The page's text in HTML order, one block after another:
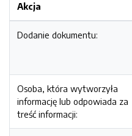
Akcja
Dodanie dokumentu:
Osoba, która wytworzyła
informację lub odpowiada za
treść informacji: